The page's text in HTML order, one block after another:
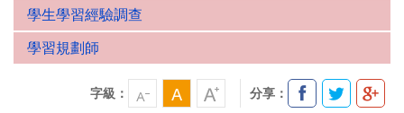
學生學習經驗調查
學習規劃師
字級： 分享：